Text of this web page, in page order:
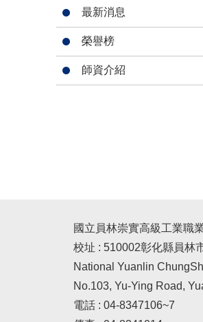
最新消息
榮譽榜
師資介紹
國立員林崇實高級工業職
校址 : 510002彰化縣員林
National Yuanlin
No.103, Yu-Ying Road,
電話 : 04-8347106~7